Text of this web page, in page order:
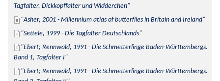
Tagfalter, Dickkopffalter und Widderchen
Asher, 2001 - Millennium atlas of butterflies in Britain and Ireland
Settele, 1999 - Die Tagfalter Deutschlands
Ebert; Rennwald, 1991 - Die Schmetterlinge Baden-Württembergs.
Band 1, Tagfalter I
Ebert; Rennwald, 1991 - Die Schmetterlinge Baden-Württembergs.